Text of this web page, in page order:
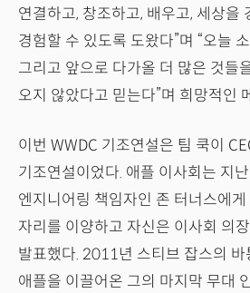
연결하고, 창조하고, 배우고, 세상을
경험할 수 있도록 도왔다”며 “오늘
그리고 앞으로 다가올 더 많은 것들
오지 않았다고 믿는다”며 희망적인
이번 WWDC 기조연설은 팀 쿡이
기조연설이었다. 애플 이사회는 지
엔지니어링 책임자인 존 터너스에
자리를 이양하고 자신은 이사회 의
발표했다. 2011년 스티브 잡스의
애플을 이끌어온 그의 마지막 무대